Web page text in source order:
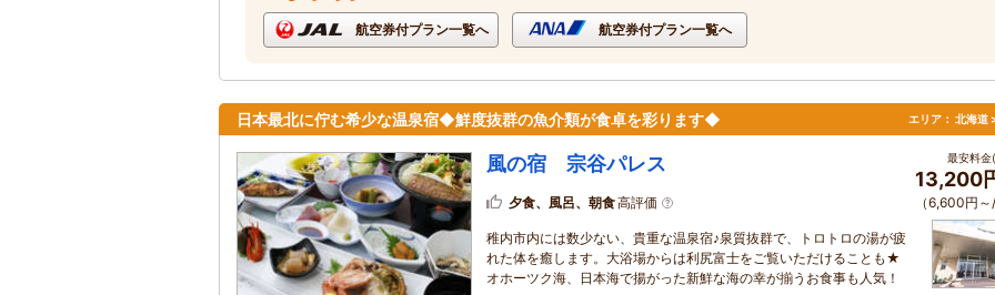
航空券付プラン一覧へ 航空券付プラン一覧へ
日本最北に佇む希少な温泉宿◆鮮度抜群の魚介類が食卓を彩ります◆ エリア： 北海道
風の宿 宗谷パレス
夕食、風呂、朝食高評価
稚内市内には数少ない、貴重な温泉宿♪泉質抜群で、トロトロの湯が疲
れた体を癒します。大浴場からは利尻富士をご覧いただけることも★
オホーツク海、日本海で揚がった新鮮な海の幸が揃うお食事も人気！
最安料金
13,200
（6,600円～/